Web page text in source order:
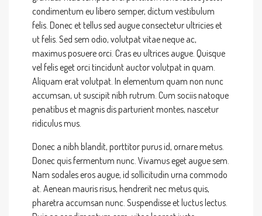
condimentum eu libero semper, dictum vestibulum
felis. Donec et tellus sed augue consectetur ultricies et
ut felis. Sed sem odio, volutpat vitae neque ac,
maximus posuere orci. Cras eu ultrices augue. Quisque
vel felis eget orci tincidunt auctor volutpat in quam.
Aliquam erat volutpat. In elementum quam non nunc
accumsan, ut suscipit nibh rutrum. Cum sociis natoque
penatibus et magnis dis parturient montes, nascetur
ridiculus mus.
Donec a nibh blandit, porttitor purus id, ornare metus.
Donec quis fermentum nunc. Vivamus eget augue sem.
Nam sodales eros augue, id sollicitudin urna commodo
at. Aenean mauris risus, hendrerit nec metus quis,
pharetra accumsan nunc. Suspendisse et luctus lectus.